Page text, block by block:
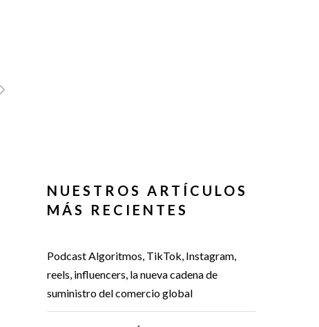
NUESTROS ARTÍCULOS
MÁS RECIENTES
Podcast Algoritmos, TikTok, Instagram,
reels, influencers, la nueva cadena de
suministro del comercio global